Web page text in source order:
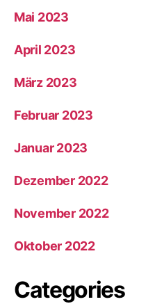
Mai 2023
April 2023
März 2023
Februar 2023
Januar 2023
Dezember 2022
November 2022
Oktober 2022
Categories